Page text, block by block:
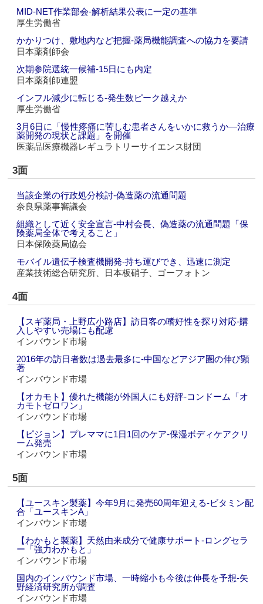
MID-NET作業部会‐解析結果公表に一定の基準
厚生労働省
かかりつけ、敷地内など把握‐薬局機能調査への協力を要請
日本薬剤師会
次期参院選統一候補‐15日にも内定
日本薬剤師連盟
インフル減少に転じる‐発生数ピーク越えか
厚生労働省
3月6日に「慢性疼痛に苦しむ患者さんをいかに救うか―治療
薬開発の現状と課題」を開催
医薬品医療機器レギュラトリーサイエンス財団
3面
当該企業の行政処分検討‐偽造薬の流通問題
奈良県薬事審議会
組織として近く安全宣言‐中村会長、偽造薬の流通問題「保
険薬局全体で考えること」
日本保険薬局協会
モバイル遺伝子検査機開発‐持ち運びでき、迅速に測定
産業技術総合研究所、日本板硝子、ゴーフォトン
4面
【スギ薬局・上野広小路店】訪日客の嗜好性を探り対応‐購
入しやすい売場にも配慮
インバウンド市場
2016年の訪日者数は過去最多に‐中国などアジア圏の伸び顕
著
インバウンド市場
【オカモト】優れた機能が外国人にも好評‐コンドーム「オ
カモトゼロワン」
インバウンド市場
【ピジョン】プレママに1日1回のケア‐保湿ボディケアクリ
ーム発売
インバウンド市場
5面
【ユースキン製薬】今年9月に発売60周年迎える‐ビタミン配
合「ユースキンA」
インバウンド市場
【わかもと製薬】天然由来成分で健康サポート‐ロングセラ
ー「強力わかもと」
インバウンド市場
国内のインバウンド市場、一時縮小も今後は伸長を予想‐矢
野経済研究所が調査
インバウンド市場